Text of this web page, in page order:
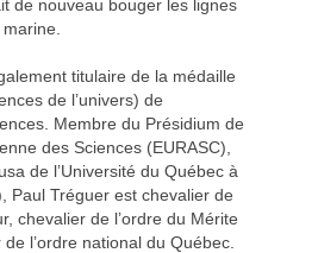
de nouveau bouger les lignes
titulaire de la médaille
de l’univers) de
Membre du Présidium de
des Sciences (EURASC),
de l’Université du Québec à
Paul Tréguer est chevalier de
chevalier de l’ordre du Mérite
l’ordre national du Québec.